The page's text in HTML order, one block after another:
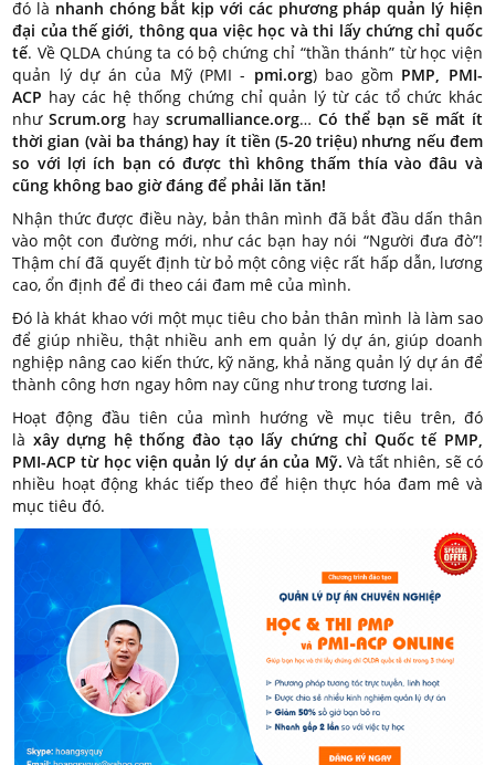
đó là nhanh chóng bắt kịp với các phương pháp quản lý hiện
đại của thế giới, thông qua việc học và thi lấy chứng chỉ quốc
tế. Về QLDA chúng ta có bộ chứng chỉ “thần thánh” từ học viện
quản lý dự án của Mỹ (PMI - pmi.org) bao gồm PMP, PMI-
ACP hay các hệ thống chứng chỉ quản lý từ các tổ chức khác
nhưScrum.org hayscrumalliance.org…Có thể bạn sẽ mất ít
thời gian (vài ba tháng) hay ít tiền (5-20 triệu) nhưng nếu đem
so với lợi ích bạn có được thì không thấm thía vào đâu và
cũng không bao giờ đáng để phải lăn tăn!
Nhận thức được điều này, bản thân mình đã bắt đầu dấn thân
vào một con đường mới, như các bạn hay nói “Người đưa đò”!
Thậm chí đã quyết định từ bỏ một công việc rất hấp dẫn, lương
cao, ổn định để đi theo cái đam mê của mình.
Đó là khát khao với một mục tiêu cho bản thân mình là làm sao
để giúp nhiều, thật nhiều anh em quản lý dự án, giúp doanh
nghiệp nâng cao kiến thức, kỹ năng, khả năng quản lý dự án để
thành công hơn ngay hôm nay cũng như trong tương lai.
Hoạt động đầu tiên của mình hướng về mục tiêu trên, đó
là xây dựng hệ thống đào tạo lấy chứng chỉ Quốc tế PMP,
PMI-ACP từ học viện quản lý dự án của Mỹ. Và tất nhiên, sẽ có
nhiều hoạt động khác tiếp theo để hiện thực hóa đam mê và
mục tiêu đó.